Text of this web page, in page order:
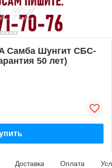
Самба Шунгит СБС-
50 лет)
Доставка Оплата